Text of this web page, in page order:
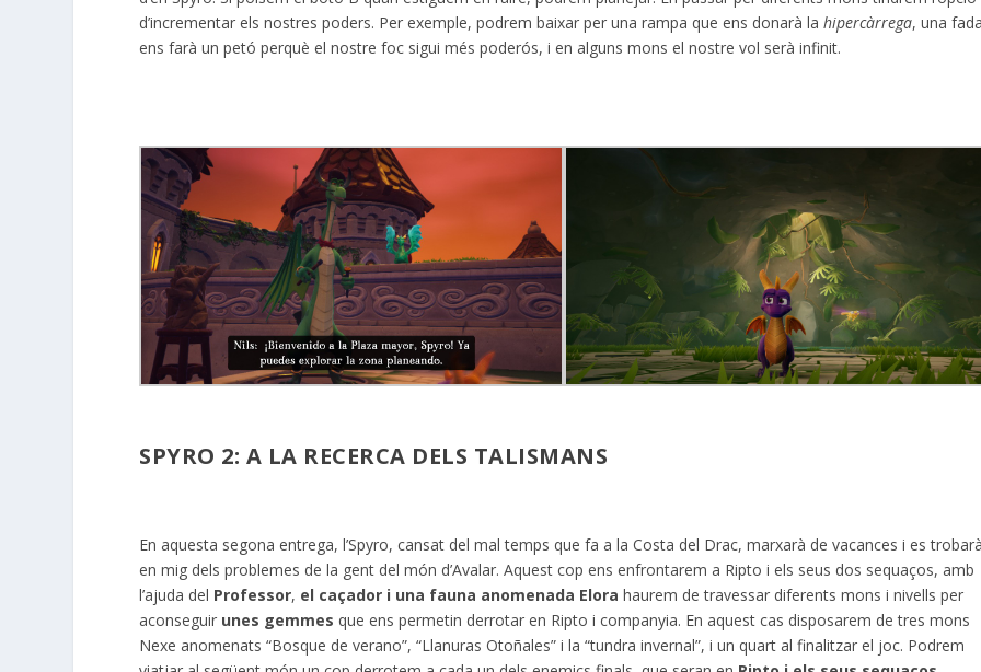
d’incrementar els nostres poders. Per exemple, podrem baixar per una rampa que ens donarà lahipercàrrega, una fada
ens farà un petó perquè el nostre foc sigui més poderós, i en alguns mons el nostre vol serà infinit.
SPYRO 2: A LA RECERCA DELS TALISMANS
En aquesta segona entrega, l’Spyro, cansat del mal temps que fa a la Costa del Drac, marxarà de vacances i es trobarà
en mig dels problemes de la gent del món d’Avalar. Aquest cop ens enfrontarem a Ripto i els seus dos sequaços, amb
l’ajuda del Professor, el caçador i una fauna anomenada Elora haurem de travessar diferents mons i nivells per
aconseguir unes gemmes que ens permetin derrotar en Ripto i companyia. En aquest cas disposarem de tres mons
Nexe anomenats “Bosque de verano”, “Llanuras Otoñales” i la “tundra invernal”, i un quart al finalitzar el joc. Podrem